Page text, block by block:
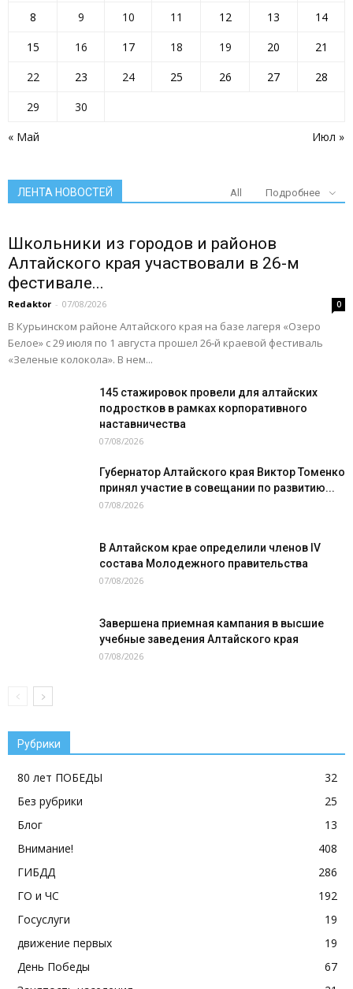
« Май Июл »
8 9 10 11 12 13
14
15
16 17 18 19 20
21
22
23 24 25 26 27
28
29
30
ЛЕНТА НОВОСТЕЙ All Подробнее
Школьники из городов и районов
Алтайского края участвовали в 26-м
фестивале...
Redaktor - 07/08/2026 0
В Курьинском районе Алтайского края на базе лагеря «Озеро
Белое» с 29 июля по 1 августа прошел 26‑й краевой фестиваль
«Зеленые колокола». В нем...
145 стажировок провели для алтайских
подростков в рамках корпоративного
наставничества
07/08/2026
Губернатор Алтайского края Виктор Томенко
принял участие в совещании по развитию...
07/08/2026
В Алтайском крае определили членов IV
состава Молодежного правительства
07/08/2026
Завершена приемная кампания в высшие
учебные заведения Алтайского края
07/08/2026
Рубрики
80 лет ПОБЕДЫ
32
Без рубрики
25
Блог
13
Внимание!
408
ГИБДД
286
ГО и ЧС
192
Госуслуги
19
движение первых
19
День Победы
67